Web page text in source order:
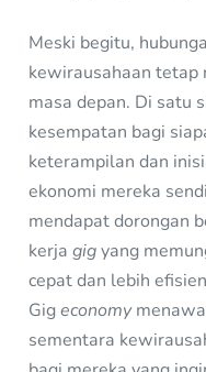
Meski begitu,
kewirausahaan tetap
masa depan. Di satu
kesempatan bagi
keterampilan dan
ekonomi mereka
mendapat dorongan
kerjagigyang
cepat dan lebih
Gigeconomy
sementara